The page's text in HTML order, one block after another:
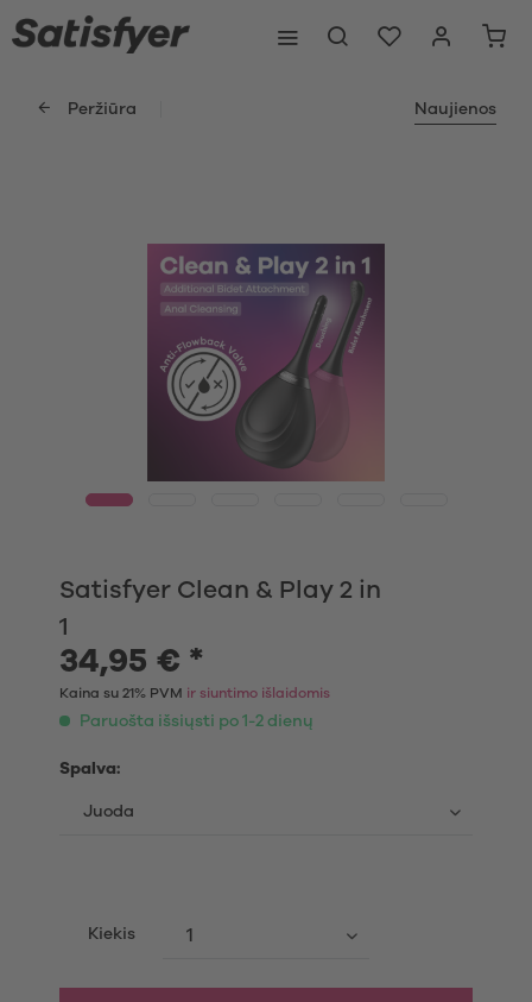
Peržiūra Naujienos
Satisfyer Clean & Play 2 in
1
34,95 € *
Kaina su 21% PVM ir siuntimo išlaidomis
Paruošta išsiųsti po 1-2 dienų
Spalva:
Kiekis